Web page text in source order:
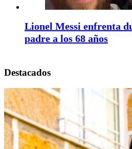
Lionel Messi enfrenta
padre a los 68 años
Destacados